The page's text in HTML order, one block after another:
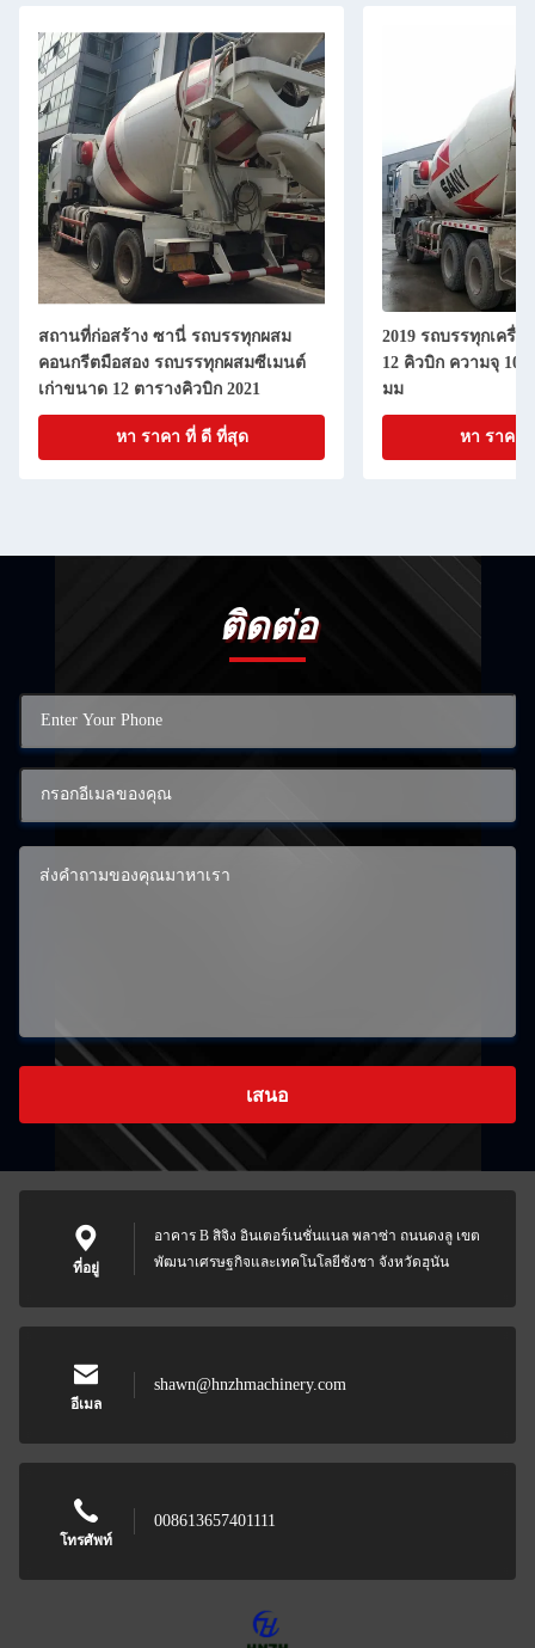
สถานที่ก่อสร้าง ซานี่ รถบรรทุกผสม
คอนกรีตมือสอง รถบรรทุกผสมซีเมนต์
เก่าขนาด 12 ตารางคิวบิก 2021
หา ราคา ที่ ดี ที่สุด
2019 รถบรรทุกเครื่
12 คิวบิก ความจุ
มม
หา ราคา
ติดต่อ
เสนอ
ที่อยู่
อาคาร B สิจิง อินเตอร์เนชั่นแนล พลาซ่า ถนนดงลู เขต
พัฒนาเศรษฐกิจและเทคโนโลยีชังชา จังหวัดฮุนัน
อีเมล
shawn@hnzhmachinery.com
โทรศัพท์
008613657401111